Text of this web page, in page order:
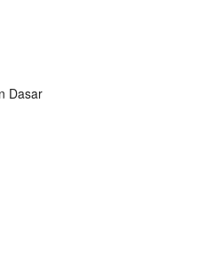
Dasar